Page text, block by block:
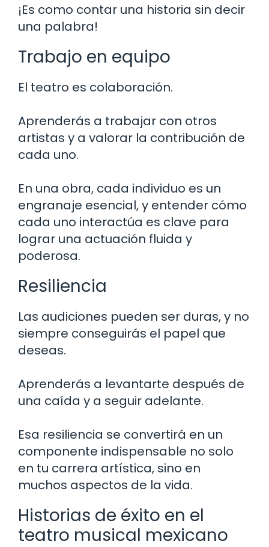
¡Es como contar una historia sin decir
una palabra!
Trabajo en equipo
El teatro es colaboración.
Aprenderás a trabajar con otros
artistas y a valorar la contribución de
cada uno.
En una obra, cada individuo es un
engranaje esencial, y entender cómo
cada uno interactúa es clave para
lograr una actuación fluida y
poderosa.
Resiliencia
Las audiciones pueden ser duras, y no
siempre conseguirás el papel que
deseas.
Aprenderás a levantarte después de
una caída y a seguir adelante.
Esa resiliencia se convertirá en un
componente indispensable no solo
en tu carrera artística, sino en
muchos aspectos de la vida.
Historias de éxito en el
teatro musical mexicano